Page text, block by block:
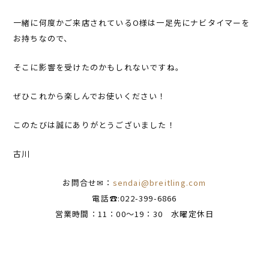
一緒に何度かご来店されているO様は一足先にナビタイマーを
お持ちなので、
そこに影響を受けたのかもしれないですね。
ぜひこれから楽しんでお使いください！
このたびは誠にありがとうございました！
古川
お問合せ✉： sendai@breitling.com
電話☎:022-399-6866
営業時間：11：00～19：30 水曜定休日